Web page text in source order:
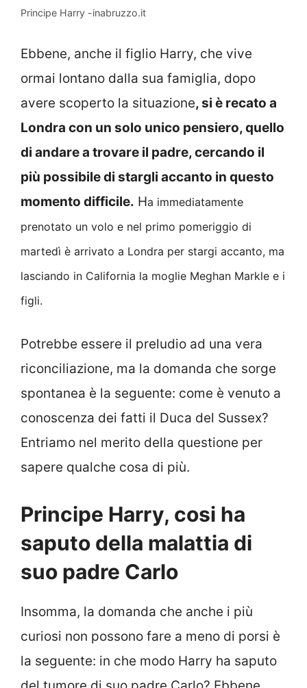
Principe Harry -inabruzzo.it
Ebbene, anche il figlio Harry, che vive
ormai lontano dalla sua famiglia, dopo
avere scoperto la situazione, si è recato a
Londra con un solo unico pensiero, quello
di andare a trovare il padre, cercando il
più possibile di stargli accanto in questo
momento difficile. Ha immediatamente
prenotato un volo e nel primo pomeriggio di
martedì è arrivato a Londra per stargi accanto, ma
lasciando in California la moglie Meghan Markle e i
figli.
Potrebbe essere il preludio ad una vera
riconciliazione, ma la domanda che sorge
spontanea è la seguente: come è venuto a
conoscenza dei fatti il Duca del Sussex?
Entriamo nel merito della questione per
sapere qualche cosa di più.
Principe Harry, cosi ha
saputo della malattia di
suo padre Carlo
Insomma, la domanda che anche i più
curiosi non possono fare a meno di porsi è
la seguente: in che modo Harry ha saputo